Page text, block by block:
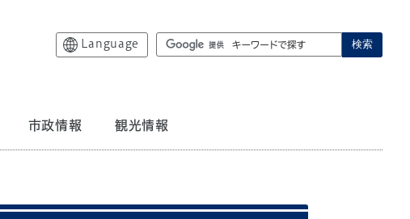
Language 検索
市政情報 観光情報